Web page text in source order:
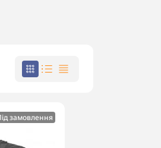
замовлення